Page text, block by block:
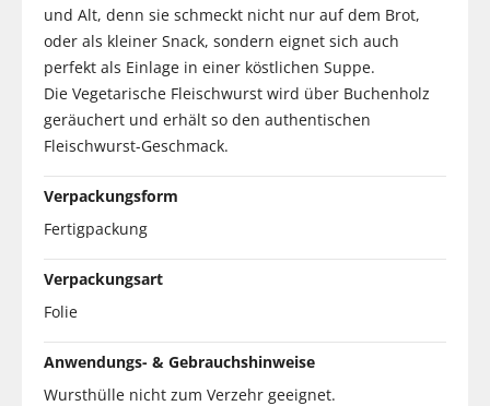
und Alt, denn sie schmeckt nicht nur auf dem Brot,
oder als kleiner Snack, sondern eignet sich auch
perfekt als Einlage in einer köstlichen Suppe.
Die Vegetarische Fleischwurst wird über Buchenholz
geräuchert und erhält so den authentischen
Fleischwurst-Geschmack.
Verpackungsform
Fertigpackung
Verpackungsart
Folie
Anwendungs- & Gebrauchshinweise
Wursthülle nicht zum Verzehr geeignet.